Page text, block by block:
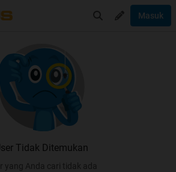
Masuk
Tidak Ditemukan
yang Anda cari tidak ada